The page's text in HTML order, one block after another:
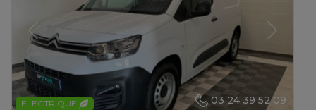
Previous Next
ELECTRIQUE 03 24 39 52 09